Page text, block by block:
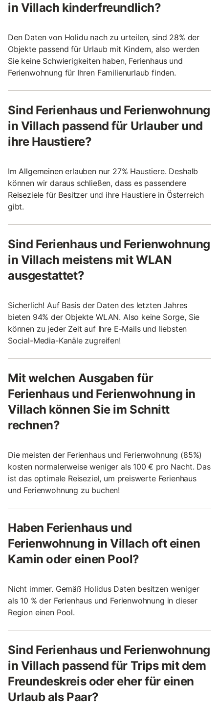
in Villach kinderfreundlich?
Den Daten von Holidu nach zu urteilen, sind 28% der
Objekte passend für Urlaub mit Kindern, also werden
Sie keine Schwierigkeiten haben, Ferienhaus und
Ferienwohnung für Ihren Familienurlaub finden.
Sind Ferienhaus und Ferienwohnung
in Villach passend für Urlauber und
ihre Haustiere?
Im Allgemeinen erlauben nur 27% Haustiere. Deshalb
können wir daraus schließen, dass es passendere
Reiseziele für Besitzer und ihre Haustiere in Österreich
gibt.
Sind Ferienhaus und Ferienwohnung
in Villach meistens mit WLAN
ausgestattet?
Sicherlich! Auf Basis der Daten des letzten Jahres
bieten 94% der Objekte WLAN. Also keine Sorge, Sie
können zu jeder Zeit auf Ihre E-Mails und liebsten
Social-Media-Kanäle zugreifen!
Mit welchen Ausgaben für
Ferienhaus und Ferienwohnung in
Villach können Sie im Schnitt
rechnen?
Die meisten der Ferienhaus und Ferienwohnung (85%)
kosten normalerweise weniger als 100 € pro Nacht. Das
ist das optimale Reiseziel, um preiswerte Ferienhaus
und Ferienwohnung zu buchen!
Haben Ferienhaus und
Ferienwohnung in Villach oft einen
Kamin oder einen Pool?
Nicht immer. Gemäß Holidus Daten besitzen weniger
als 10 % der Ferienhaus und Ferienwohnung in dieser
Region einen Pool.
Sind Ferienhaus und Ferienwohnung
in Villach passend für Trips mit dem
Freundeskreis oder eher für einen
Urlaub als Paar?